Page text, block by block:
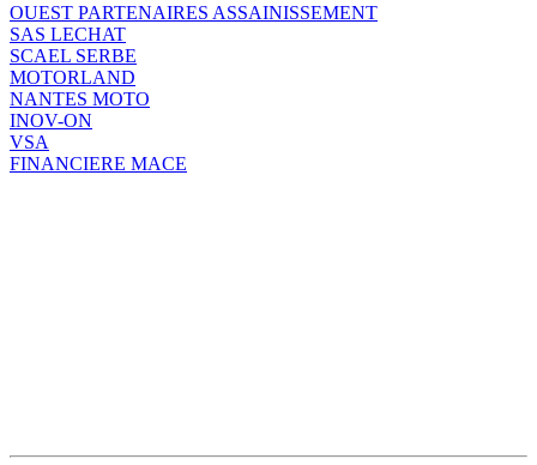
OUEST PARTENAIRES ASSAINISSEMENT
SAS LECHAT
SCAEL SERBE
MOTORLAND
NANTES MOTO
INOV-ON
VSA
FINANCIERE MACE